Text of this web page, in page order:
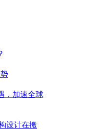
，加速全球
设计在搬